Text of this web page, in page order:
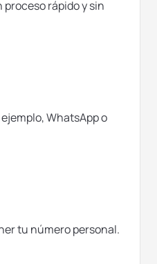
proceso rápido y sin
WhatsApp o
tu número personal.